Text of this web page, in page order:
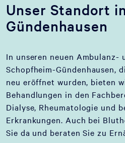
Unser Standort
Gündenhausen
In unseren neuen Ambulanz-
Schopfheim-Gündenhausen,
neu eröffnet wurden, bieten
Behandlungen in den
Dialyse, Rheumatologie und
Erkrankungen. Auch bei
Sie da und beraten Sie zu